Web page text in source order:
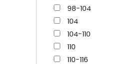
98-104
104
104-110
110
110-116